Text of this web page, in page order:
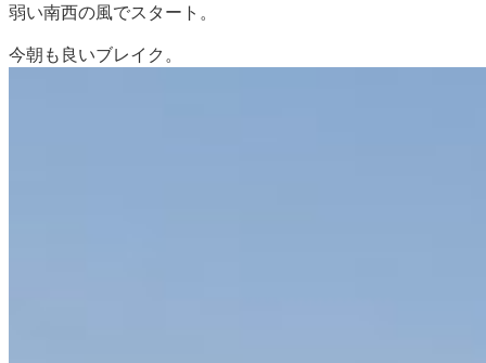
弱い南西の風でスタート。
今朝も良いブレイク。